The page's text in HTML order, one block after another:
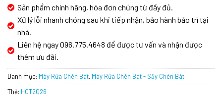
Sản phẩm chính hãng, hóa đơn chứng từ đầy đủ.
Xử lý lỗi nhanh chóng sau khi tiếp nhận, bảo hành bảo trì tại
nhà.
Liên hệ ngay 096.775.4648 để được tư vấn và nhận được
thêm ưu đãi.
Danh mục: Máy Rửa Chén Bát, Máy Rửa Chén Bát - Sấy Chén Bát
Thẻ: HOT2026